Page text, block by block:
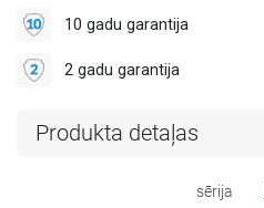
10 gadu garantija
2 gadu garantija
Produkta detaļas
sērija